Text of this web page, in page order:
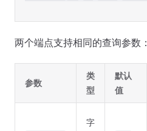
两个端点支持相同的查询参数：
参数
类
型
默认
值
字